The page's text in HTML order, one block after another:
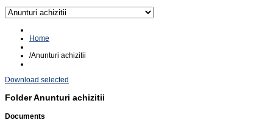
Home
/Anunturi achizitii
Download selected
FolderAnunturi achizitii
Documents